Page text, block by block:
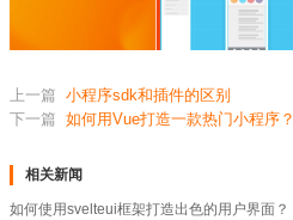
上一篇 小程序sdk和插件的区别
下一篇 如何用Vue打造一款热门小程序？
相关新闻
如何使用svelteui框架打造出色的用户界面？